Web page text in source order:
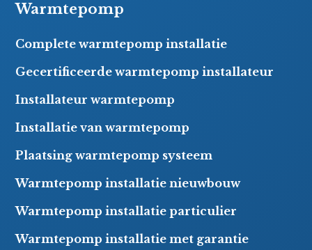
Warmtepomp
Complete warmtepomp installatie
Gecertificeerde warmtepomp installateur
Installateur warmtepomp
Installatie van warmtepomp
Plaatsing warmtepomp systeem
Warmtepomp installatie nieuwbouw
Warmtepomp installatie particulier
Warmtepomp installatie met garantie